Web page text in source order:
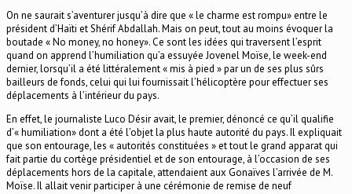
On ne saurait s’aventurer jusqu’à dire que « le charme est rompu» entre le
président d’Haïti et Shérif Abdallah. Mais on peut, tout au moins évoquer la
boutade « No money, no honey». Ce sont les idées qui traversent l’esprit
quand on apprend l’humiliation qu’a essuyée Jovenel Moïse, le week-end
dernier, lorsqu’il a été littéralement « mis à pied » par un de ses plus sûrs
bailleurs de fonds, celui qui lui fournissait l’hélicoptère pour effectuer ses
déplacements à l’intérieur du pays.
En effet, le journaliste Luco Désir avait, le premier, dénoncé ce qu’il qualifie
d’« humiliation» dont a été l’objet la plus haute autorité du pays. Il expliquait
que son entourage, les « autorités constituées » et tout le grand apparat qui
fait partie du cortège présidentiel et de son entourage, à l’occasion de ses
déplacements hors de la capitale, attendaient aux Gonaïves l’arrivée de M.
Moïse. Il allait venir participer à une cérémonie de remise de neuf